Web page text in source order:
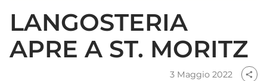
LANGOSTERIA
APRE A ST. MORITZ
3 Maggio 2022 share